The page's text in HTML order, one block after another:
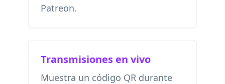
Patreon.
Transmisiones en vivo
Muestra un código QR durante